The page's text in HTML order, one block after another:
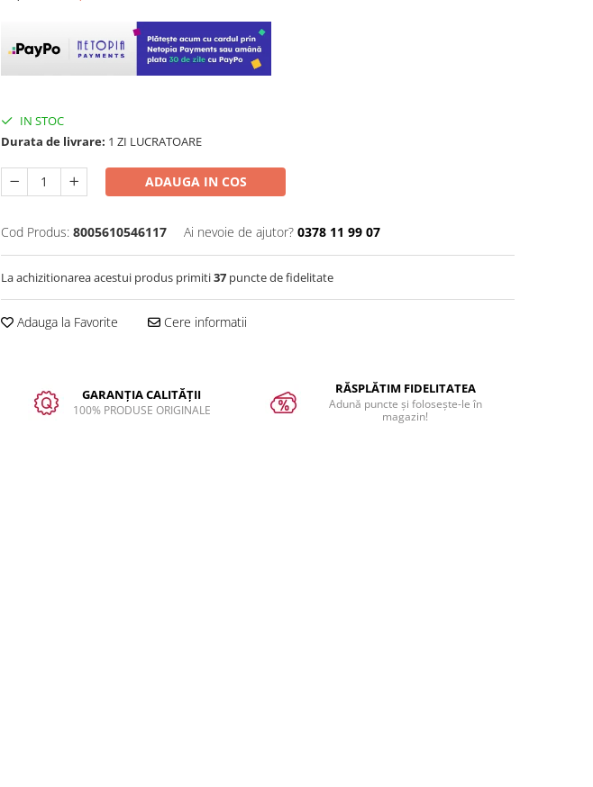
IN STOC
Durata de livrare: 1 ZI LUCRATOARE
ADAUGA IN COS
Cod Produs: 8005610546117 Ai nevoie de ajutor? 0378 11 99 07
La achizitionarea acestui produs primiti37 puncte de fidelitate
Adauga la Favorite Cere informatii
GARANȚIA CALITĂȚII
100% PRODUSE ORIGINALE
RĂSPLĂTIM FIDELITATEA
Adună puncte și folosește-le în
magazin!